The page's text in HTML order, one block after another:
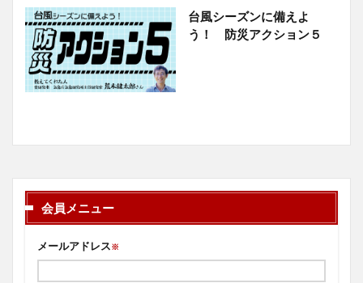
台風シーズンに備えよ
う！ 防災アクション５
会員メニュー
メールアドレス※